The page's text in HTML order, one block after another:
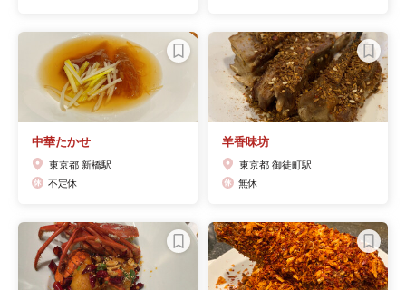
中華たかせ
東京都 新橋駅
不定休
羊香味坊
東京都 御徒町駅
無休